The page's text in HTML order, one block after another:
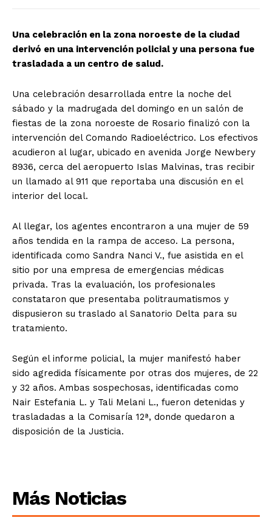
Una celebración en la zona noroeste de la ciudad
derivó en una intervención policial y una persona fue
trasladada a un centro de salud.
Una celebración desarrollada entre la noche del
sábado y la madrugada del domingo en un salón de
fiestas de la zona noroeste de Rosario finalizó con la
intervención del Comando Radioeléctrico. Los efectivos
acudieron al lugar, ubicado en avenida Jorge Newbery
8936, cerca del aeropuerto Islas Malvinas, tras recibir
un llamado al 911 que reportaba una discusión en el
interior del local.
Al llegar, los agentes encontraron a una mujer de 59
años tendida en la rampa de acceso. La persona,
identificada como Sandra Nanci V., fue asistida en el
sitio por una empresa de emergencias médicas
privada. Tras la evaluación, los profesionales
constataron que presentaba politraumatismos y
dispusieron su traslado al Sanatorio Delta para su
tratamiento.
Según el informe policial, la mujer manifestó haber
sido agredida físicamente por otras dos mujeres, de 22
y 32 años. Ambas sospechosas, identificadas como
Nair Estefania L. y Tali Melani L., fueron detenidas y
trasladadas a la Comisaría 12ª, donde quedaron a
disposición de la Justicia.
Más Noticias